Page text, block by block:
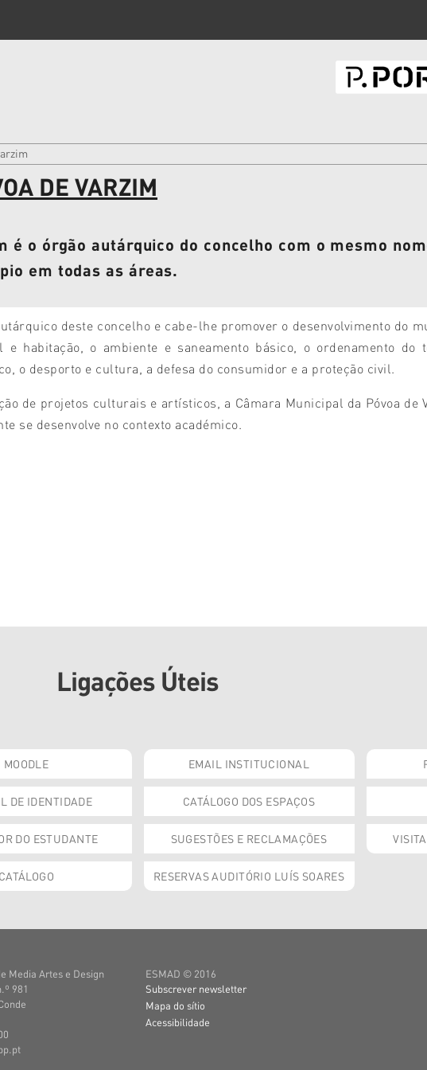
DE VARZIM
é o órgão autárquico do concelho com o mesmo
em todas as áreas.
deste concelho e cabe-lhe promover o desenvolvimento do
habitação, o ambiente e saneamento básico, o ordenamento
o desporto e cultura, a defesa do consumidor e a proteção civil.
de projetos culturais e artísticos, a Câmara Municipal da Póvoa de
se desenvolve no contexto académico.
Ligações Úteis
MOODLE EMAIL INSTITUCIONAL
DE IDENTIDADE CATÁLOGO DOS ESPAÇOS
DO ESTUDANTE SUGESTÕES E RECLAMAÇÕES
CATÁLOGO RESERVAS AUDITÓRIO LUÍS SOARES
Media Artes e Design
981
ESMAD © 2016
Subscrever newsletter
Mapa do sítio
Acessibilidade